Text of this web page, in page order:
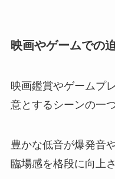
映画やゲームでの
映画鑑賞やゲームプ
意とするシーンの一つ
豊かな低音が爆発音
臨場感を格段に向上